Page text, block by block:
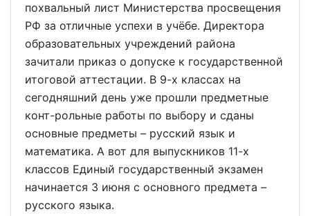
похвальный лист Министерства просвещения
РФ за отличные успехи в учёбе. Директора
образовательных учреждений района
зачитали приказ о допуске к государственной
итоговой аттестации. В 9-х классах на
сегодняшний день уже прошли предметные
конт-рольные работы по выбору и сданы
основные предметы – русский язык и
математика. А вот для выпускников 11-х
классов Единый государственный экзамен
начинается 3 июня с основного предмета –
русского языка.